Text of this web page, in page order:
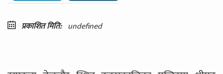
प्रकाशित मिति: undefined